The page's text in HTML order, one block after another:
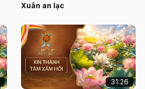
Xuân an lạc
31:26